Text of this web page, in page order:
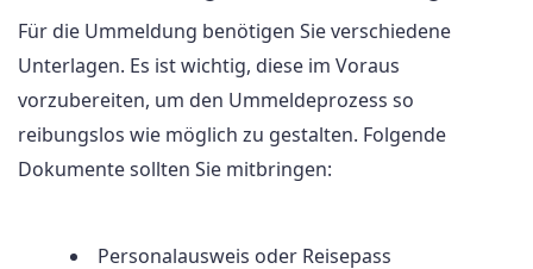
Für die Ummeldung benötigen Sie verschiedene
Unterlagen. Es ist wichtig, diese im Voraus
vorzubereiten, um den Ummeldeprozess so
reibungslos wie möglich zu gestalten. Folgende
Dokumente sollten Sie mitbringen:
Personalausweis oder Reisepass